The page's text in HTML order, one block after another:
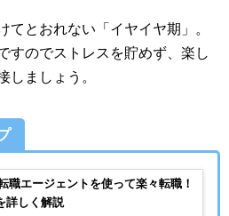
てとおれない「イヤイヤ期」。
すのでストレスを貯めず、楽し
しましょう。
職エージェントを使って楽々転職！
詳しく解説